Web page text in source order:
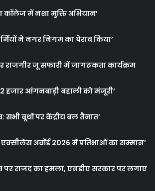
कॉलेज में नशा मुक्ति अभियान’
ने नगर निगम का घेराव किया’
राजगीर जू सफारी में जागरूकता कार्यक्रम
हजार आंगनबाड़ी बहाली को मंजूरी’
सभी बूथों पर केंद्रीय बल तैनात’
अवॉर्ड 2026 में प्रतिभाओं का सम्मान’
पर राजद का हमला, एनडीए सरकार पर लगाए